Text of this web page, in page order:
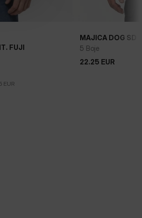
FUJI
EUR
MAJICA DOG SD
5 Boje
22.25 EUR
22.25 EUR